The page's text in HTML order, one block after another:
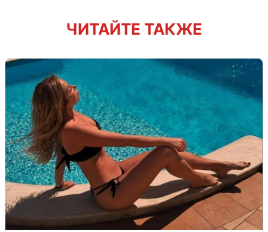
ЧИТАЙТЕ ТАКЖЕ